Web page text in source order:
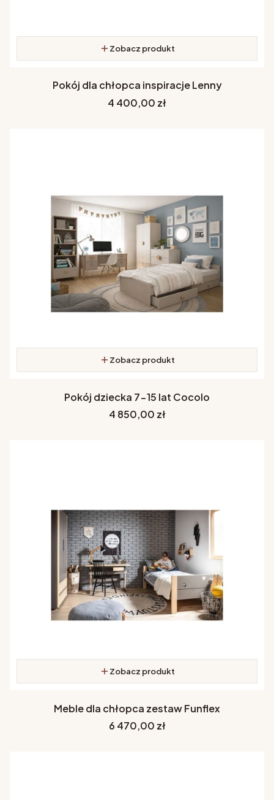
Zobacz produkt
Pokój dla chłopca inspiracje Lenny
Cena
4 400,00 zł
Zobacz produkt
Pokój dziecka 7-15 lat Cocolo
Cena
4 850,00 zł
Zobacz produkt
Meble dla chłopca zestaw Funflex
Cena
6 470,00 zł